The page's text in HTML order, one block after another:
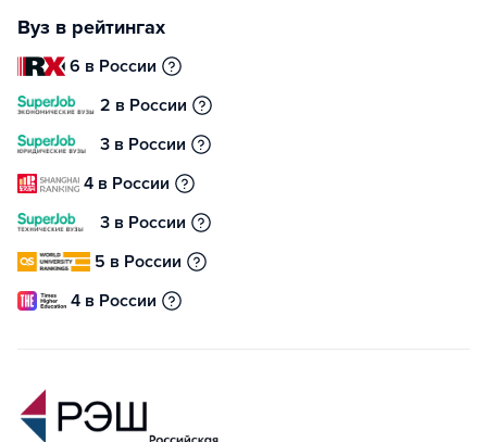
Вуз в рейтингах
6 в России
2 в России
3 в России
4 в России
3 в России
5 в России
4 в России